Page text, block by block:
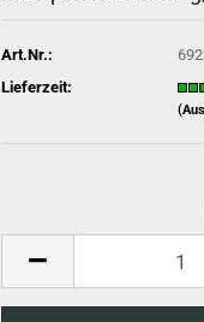
Art.Nr.:
Lieferzeit: